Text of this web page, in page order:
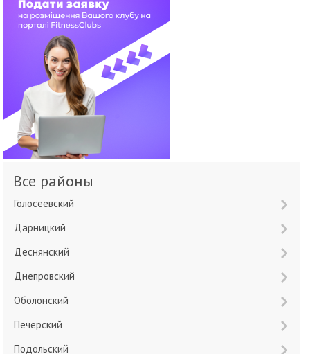
Все районы
Голосеевский
Дарницкий
Деснянский
Днепровский
Оболонский
Печерский
Подольский